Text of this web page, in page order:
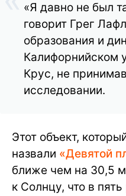
«Я давно не был
говорит Грег
образования и
Калифорнийском
Крус, не
исследовании.
Этот объект,
назвали «Девятой
ближе чем на 30,5
к Солнцу, что в